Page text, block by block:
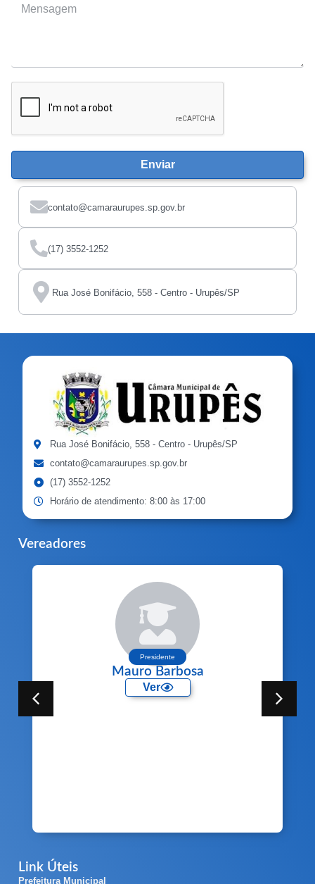
Enviar
contato@camaraurupes.sp.gov.br
(17) 3552-1252
Rua José Bonifácio, 558 - Centro - Urupês/SP
Rua José Bonifácio, 558 - Centro - Urupês/SP
contato@camaraurupes.sp.gov.br
(17) 3552-1252
Horário de atendimento: 8:00 às 17:00
Vereadores
Presidente
Mauro Barbosa
Ver
Link Úteis
Prefeitura Municipal